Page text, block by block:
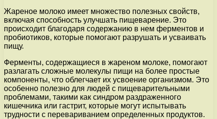
Жареное молоко имеет множество полезных свойств,
включая способность улучшать пищеварение. Это
происходит благодаря содержанию в нем ферментов и
пробиотиков, которые помогают разрушать и усваивать
пищу.
Ферменты, содержащиеся в жареном молоке, помогают
разлагать сложные молекулы пищи на более простые
компоненты, что облегчает их усвоение организмом. Это
особенно полезно для людей с пищеварительными
проблемами, такими как синдром раздраженного
кишечника или гастрит, которые могут испытывать
трудности с перевариванием определенных продуктов.